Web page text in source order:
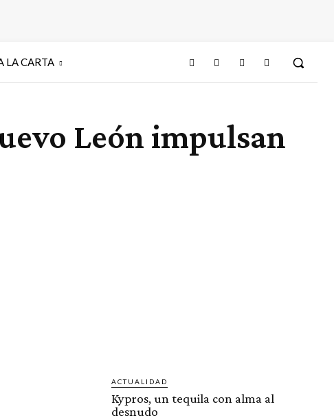
LA CARTA
León impulsan
ACTUALIDAD
Kypros, un tequila con alma al
desnudo